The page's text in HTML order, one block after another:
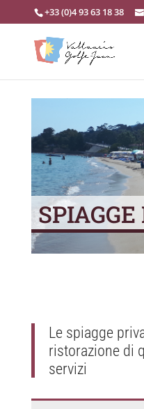
+33 (0)4 93 63 18 38
Le spiagge
ristorazione di
servizi